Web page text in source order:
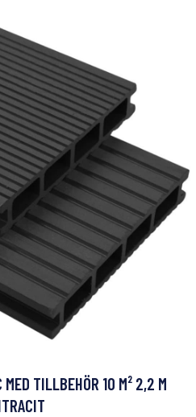
TILLBEHÖR 10 M² 2,2 M